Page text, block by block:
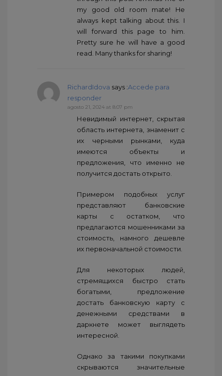
my good old room mate! He
always kept talking about this. I
will forward this page to him.
Pretty sure he will have a good
read. Many thanks for sharing!
RichardIdova says :Accede para
responder
agosto 21, 2024 at 8:07 pm
Невидимый интернет, скрытая
область интернета, знаменит с
их черными рынками, куда
имеются объекты и
предложения, что именно не
получится достать открыто.
Примером подобных услуг
представляют банковские
карты с остатком, что
предлагаются мошенниками за
стоимость, намного дешевле
их первоначальной стоимости.
Для некоторых людей,
стремящихся быстро стать
богатыми, предложение
достать банковскую карту с
денежными средствами в
даркнете может выглядеть
интересной.
Однако за такими покупками
скрываются значительные